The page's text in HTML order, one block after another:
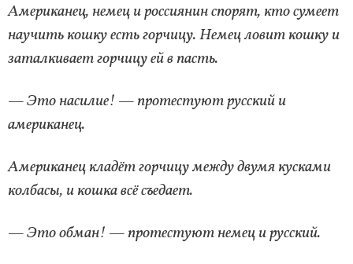
Американец, немец и россиянин спорят, кто сумеет
научить кошку есть горчицу. Немец ловит кошку и
заталкивает горчицу ей в пасть.
— Это насилие! — протестуют русский и
американец.
Американец кладёт горчицу между двумя кусками
колбасы, и кошка всё съедает.
— Это обман! — протестуют немец и русский.